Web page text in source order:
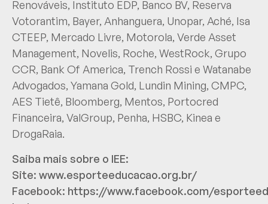
Renováveis, Instituto EDP, Banco BV, Reserva
Votorantim, Bayer, Anhanguera, Unopar, Aché, Isa
CTEEP, Mercado Livre, Motorola, Verde Asset
Management, Novelis, Roche, WestRock, Grupo
CCR, Bank Of America, Trench Rossi e Watanabe
Advogados, Yamana Gold, Lundin Mining, CMPC,
AES Tietê, Bloomberg, Mentos, Portocred
Financeira, ValGroup, Penha, HSBC, Kinea e
DrogaRaia.
Saiba mais sobre o IEE:
Site: www.esporteeducacao.org.br/
Facebook: https://www.facebook.com/